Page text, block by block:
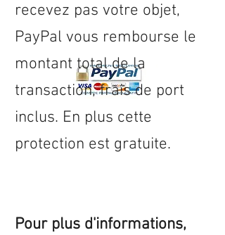
recevez pas votre objet,
PayPal vous rembourse le
montant total de la
transaction, frais de port
inclus. En plus cette
protection est gratuite.
Pour plus d'informations,